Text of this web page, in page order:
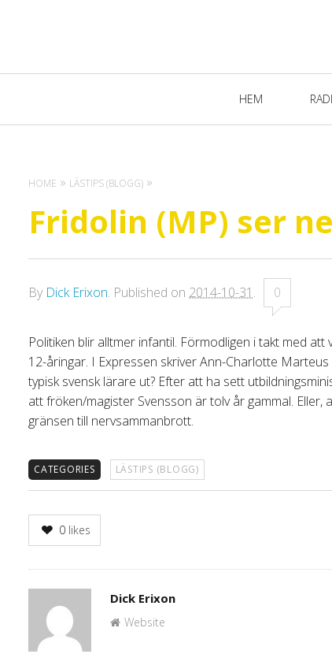
HEM
HOME LÄSTIPS (BLOGG)
Fridolin (MP) ser
By Dick Erixon. Published on 2014-10-31 . 0
Politiken blir alltmer infantil. Förmodligen i takt med
12-åringar. I Expressen skriver Ann-Charlotte
typisk svensk lärare ut? Efter att ha sett
att fröken/magister Svensson är tolv år gammal.
gränsen till nervsammanbrott.
CATEGORIES LÄSTIPS (BLOGG)
0 likes
Author
Dick Erixon
Website